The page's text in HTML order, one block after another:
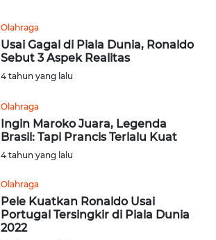
Olahraga
Usai Gagal di Piala Dunia, Ronaldo
Sebut 3 Aspek Realitas
4 tahun yang lalu
Olahraga
Ingin Maroko Juara, Legenda
Brasil: Tapi Prancis Terlalu Kuat
4 tahun yang lalu
Olahraga
Pele Kuatkan Ronaldo Usai
Portugal Tersingkir di Piala Dunia
2022